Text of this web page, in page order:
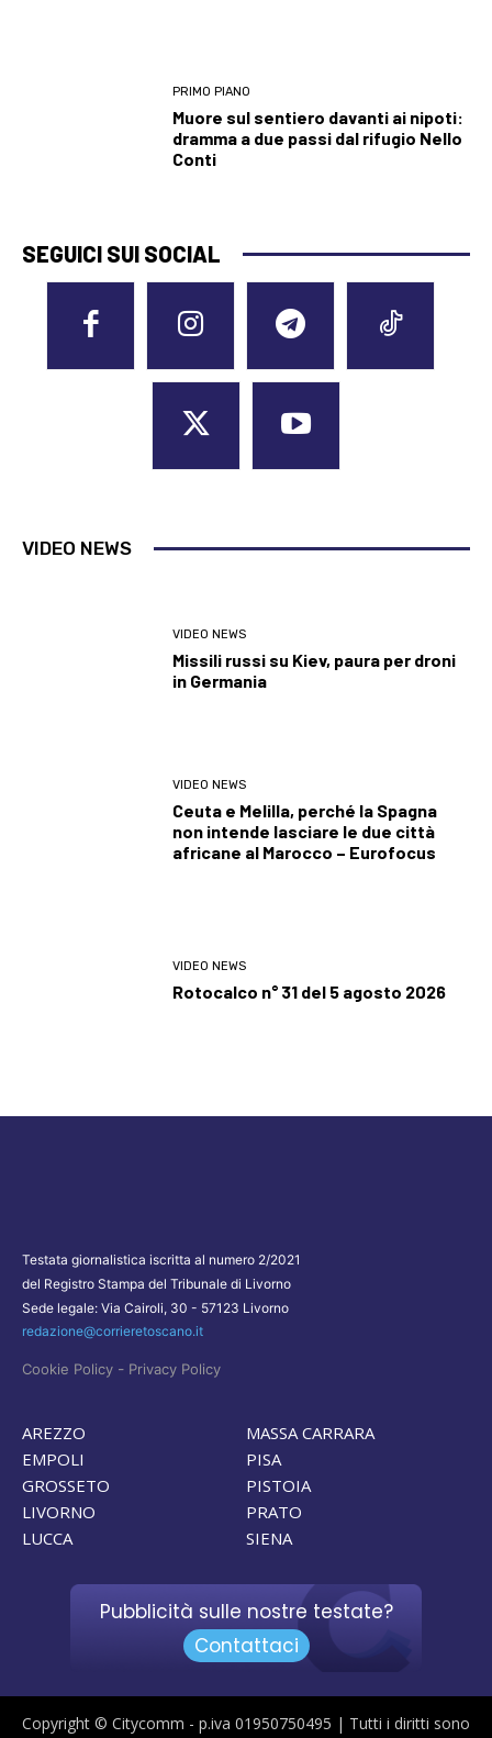
PRIMO PIANO
Muore sul sentiero davanti ai nipoti:
dramma a due passi dal rifugio Nello
Conti
SEGUICI SUI SOCIAL
VIDEO NEWS
VIDEO NEWS
Missili russi su Kiev, paura per droni
in Germania
VIDEO NEWS
Ceuta e Melilla, perché la Spagna
non intende lasciare le due città
africane al Marocco – Eurofocus
VIDEO NEWS
Rotocalco n° 31 del 5 agosto 2026
Testata giornalistica iscritta al numero 2/2021
del Registro Stampa del Tribunale di Livorno
Sede legale: Via Cairoli, 30 - 57123 Livorno
redazione@corrieretoscano.it
Cookie Policy - Privacy Policy
AREZZO
EMPOLI
GROSSETO
LIVORNO
LUCCA
MASSA CARRARA
PISA
PISTOIA
PRATO
SIENA
Pubblicità sulle nostre testate?
Contattaci
Copyright © Citycomm - p.iva 01950750495 | Tutti i diritti sono